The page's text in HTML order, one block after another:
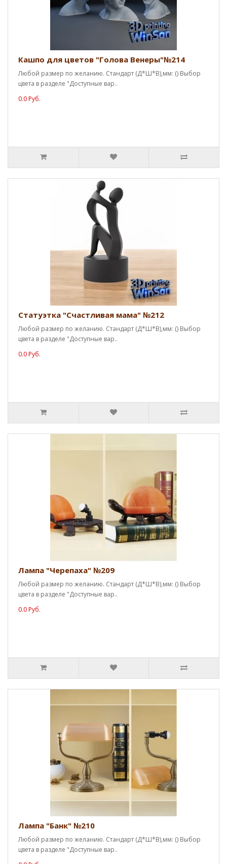
Кашпо для цветов "Голова Венеры"№214
Любой размер по желанию. Стандарт (Д*Ш*В),мм: () Выбор
цвета в разделе "Доступные вар..
0.0 Руб.
Статуэтка "Счастливая мама" №212
Любой размер по желанию. Стандарт (Д*Ш*В),мм: () Выбор
цвета в разделе "Доступные вар..
0.0 Руб.
Лампа "Черепаха" №209
Любой размер по желанию. Стандарт (Д*Ш*В),мм: () Выбор
цвета в разделе "Доступные вар..
0.0 Руб.
Лампа "Банк" №210
Любой размер по желанию. Стандарт (Д*Ш*В),мм: () Выбор
цвета в разделе "Доступные вар..